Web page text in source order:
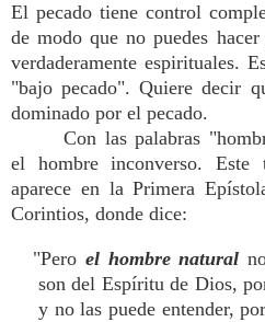
El pecado tiene control
de modo que no puedes
verdaderamente espirituales.
"bajo pecado". Quiere decir
dominado por el pecado.
Con las palabras
el hombre inconverso. Este
aparece en la Primera
Corintios, donde dice:
"Pero el hombre natural
son del Espíritu de Dios,
y no las puede entender,